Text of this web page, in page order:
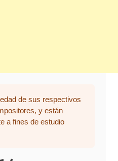
de sus respectivos
y están
a fines de estudio